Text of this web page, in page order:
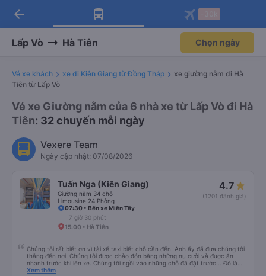
Tải app Vexere ngay!
Nhận ưu đãi thành viên độc
Mở app
Tải app Vexere
-30k/ghế khi đặt vé máy bay qua
Mở app
arrow_back
Lấp Vò Hà Tiên Chọn ngày
Vé xe khách xe đi Kiên Giang từ Đồng Tháp
xe giường nằm đi Hà
Tiên từ Lấp Vò
Vé xe Giường nằm của 6 nhà xe từ Lấp Vò đi Hà
Tiên: 32 chuyến mỗi ngày
Vexere Team
Ngày cập nhật: 07/08/2026
Tuấn Nga (Kiên Giang)
Giường nằm 34 chỗ
Limousine 24 Phòng
4.7
(1201 đánh giá)
07:30 • Bến xe Miền Tây
7 giờ 30 phút
15:00 • Hà Tiên
Chúng tôi rất biết ơn vì tài xế taxi biết chỗ cần đến. Anh ấy đã đưa chúng tôi
thẳng đến nơi. Chúng tôi được chào đón bằng những nụ cười và được ăn
nhanh trước khi lên xe. Chúng tôi ngồi vào những chỗ đã đặt trước... Đó là
bốn chỗ ngồi ở phía sau cùng của xe... Các con tôi gọi đó là &quot;xe xóc
Xem thêm